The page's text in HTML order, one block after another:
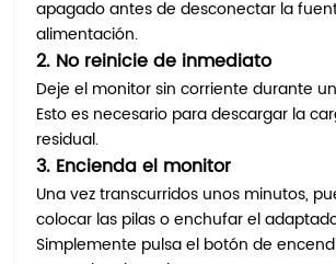
apagado antes de desconectar la
alimentación.
2. No reinicie de inmediato
Deje el monitor sin corriente durante
Esto es necesario para descargar la
residual.
3. Encienda el monitor
Una vez transcurridos unos minutos,
colocar las pilas o enchufar el
Simplemente pulsa el botón de